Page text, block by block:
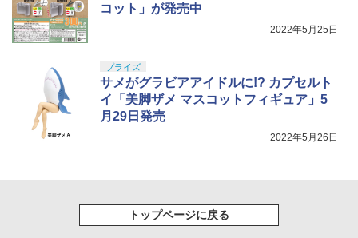
コット」が発売中
2022年5月25日
プライズ
サメがグラビアアイドルに!? カプセルト
イ「美脚ザメ マスコットフィギュア」5
月29日発売
2022年5月26日
トップページに戻る